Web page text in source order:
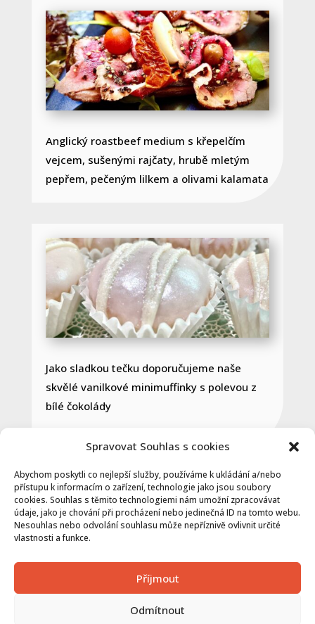
Spravovat Souhlas s cookies
Abychom poskytli co nejlepší služby, používáme k ukládání a/nebo
přístupu k informacím o zařízení, technologie jako jsou soubory
cookies. Souhlas s těmito technologiemi nám umožní zpracovávat
údaje, jako je chování při procházení nebo jedinečná ID na tomto webu.
Nesouhlas nebo odvolání souhlasu může nepříznivě ovlivnit určité
vlastnosti a funkce.
Příjmout
Odmítnout
Anglický roastbeef medium s křepelčím
vejcem, sušenými rajčaty, hrubě mletým
pepřem, pečeným lilkem a olivami kalamata
Jako sladkou tečku doporučujeme naše
skvělé vanilkové minimuffinky s polevou z
bílé čokolády
VÍCE O GASTRONOMII